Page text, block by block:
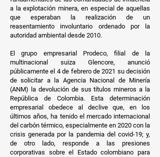
a la explotación minera, en especial de aquellas
que esperaban la realización de un
reasentamiento involuntario ordenado por la
autoridad ambiental desde 2010.
El grupo empresarial Prodeco, filial de la
multinacional suiza Glencore, anunció
públicamente el 4 de febrero de 2021 su decisión
de solicitar a la Agencia Nacional de Minería
(ANM) la devolución de sus títulos mineros a la
República de Colombia. Esta determinación
empresarial obedece al declive que, en los
últimos años, ha tenido el mercado internacional
del carbón térmico, especialmente en 2020 con la
crisis generada por la pandemia del covid-19; y,
de otro lado, responde a las presiones
corporativas sobre el Estado colombiano para